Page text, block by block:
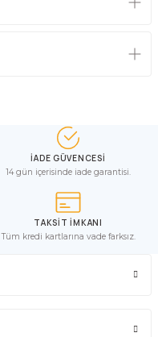
İADE GÜVENCESİ
14 gün içerisinde iade garantisi.
TAKSİT İMKANI
Tüm kredi kartlarına vade farksız.